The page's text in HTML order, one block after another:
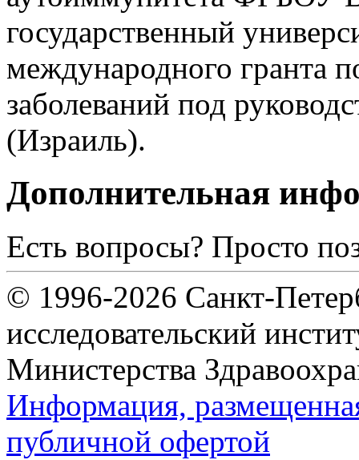
государственный
международного гранта
заболеваний под
(Израиль).
Дополнительная
Есть вопросы? Просто
© 1996-2026 Санкт-
исследовательский
Министерства
Информация,
публичной офертой